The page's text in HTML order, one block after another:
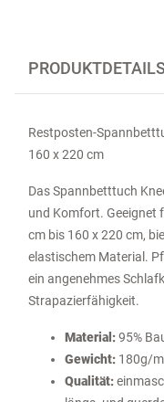
Restposten-
160 x 220 cm
Das Spannbetttuch
und Komfort. Geeignet
cm bis 160 x 220 cm,
elastischem Material.
ein angenehmes
Strapazierfähigkeit.
Material:95%
Gewicht: 180g/
Qualität: